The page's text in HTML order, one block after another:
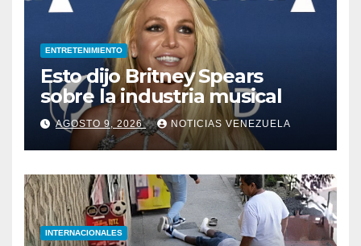
ENTRETENIMIENTO
Esto dijo Britney Spears
sobre la industria musical
AGOSTO 9, 2026 NOTICIAS VENEZUELA
INTERNACIONALES